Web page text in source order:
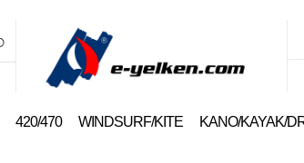
420/470 WINDSURF/KITE KANO/KAYAK/